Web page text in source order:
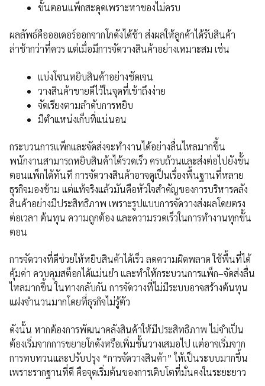
ขั้นตอนแพ็กสะดุดเพราะหาของไม่ครบ
ผลลัพธ์คือออเดอร์ออกจากโกดังได้ช้า ส่งผลให้ลูกค้าได้รับสินค้า
ล่าช้ากว่าที่ควร แต่เมื่อมีการจัดวางสินค้าอย่างเหมาะสม เช่น
แบ่งโซนหยิบสินค้าอย่างชัดเจน
วางสินค้าขายดีไว้ในจุดที่เข้าถึงง่าย
จัดเรียงตามลำดับการหยิบ
มีตำแหน่งเก็บที่แน่นอน
กระบวนการแพ็กและจัดส่งจะทำงานได้อย่างลื่นไหลมากขึ้น
พนักงานสามารถหยิบสินค้าได้รวดเร็ว ครบถ้วนและส่งต่อไปยังขั้น
ตอนแพ็กได้ทันที การจัดวางสินค้าอาจดูเป็นเรื่องพื้นฐานที่หลาย
ธุรกิจมองข้าม แต่แท้จริงแล้วมันคือหัวใจสำคัญของการบริหารคลัง
สินค้าอย่างมีประสิทธิภาพ เพราะรูปแบบการจัดวางส่งผลโดยตรง
ต่อเวลา ต้นทุน ความถูกต้อง และความรวดเร็วในการทำงานทุกขั้น
ตอน
การจัดวางที่ดีช่วยให้หยิบสินค้าได้เร็ว ลดความผิดพลาด ใช้พื้นที่ได้
คุ้มค่า ควบคุมสต็อกได้แม่นยำ และทำให้กระบวนการแพ็ก–จัดส่งลื่น
ไหลมากขึ้น ในทางกลับกัน การจัดวางที่ไม่มีระบบอาจสร้างต้นทุน
แฝงจำนวนมากโดยที่ธุรกิจไม่รู้ตัว
ดังนั้น หากต้องการพัฒนาคลังสินค้าให้มีประสิทธิภาพ ไม่จำเป็น
ต้องเริ่มจากการขยายโกดังหรือเพิ่มชั้นวางเสมอไป แต่อาจเริ่มจาก
การทบทวนและปรับปรุง “การจัดวางสินค้า” ให้เป็นระบบมากขึ้น
เพราะรากฐานที่ดี คือจุดเริ่มต้นของการเติบโตที่มั่นคงในระยะยาว